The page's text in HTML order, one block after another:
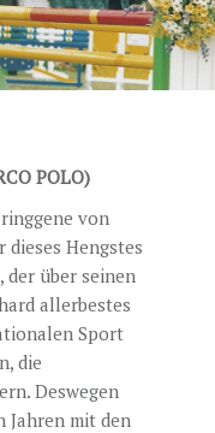
POLO)
von
dieses Hengstes
über seinen
allerbestes
Sport
die
Deswegen
Jahren mit den